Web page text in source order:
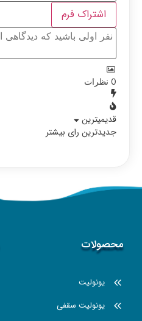
0 نظرات
قدیمیترین
جدیدترین رای بیشتر
محصولات
یونولیت
یونولیت سقفی